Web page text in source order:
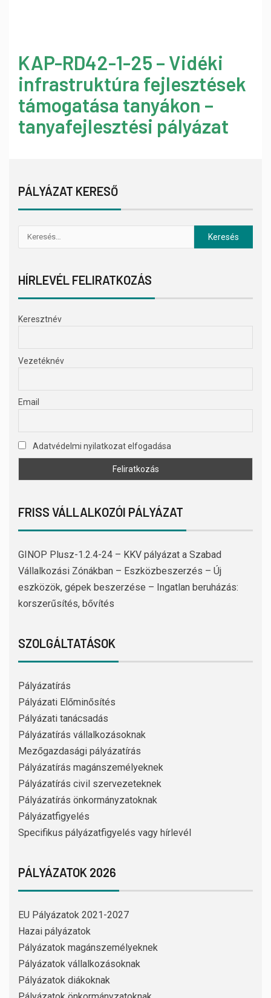
KAP-RD42-1-25 – Vidéki
infrastruktúra fejlesztések
támogatása tanyákon –
tanyafejlesztési pályázat
PÁLYÁZAT KERESŐ
HÍRLEVÉL FELIRATKOZÁS
Keresztnév
Vezetéknév
Email
Adatvédelmi nyilatkozat elfogadása
FRISS VÁLLALKOZÓI PÁLYÁZAT
GINOP Plusz-1.2.4-24 – KKV pályázat a Szabad
Vállalkozási Zónákban – Eszközbeszerzés – Új
eszközök, gépek beszerzése – Ingatlan beruházás:
korszerűsítés, bővítés
SZOLGÁLTATÁSOK
Pályázatírás
Pályázati Előminősítés
Pályázati tanácsadás
Pályázatírás vállalkozásoknak
Mezőgazdasági pályázatírás
Pályázatírás magánszemélyeknek
Pályázatírás civil szervezeteknek
Pályázatírás önkormányzatoknak
Pályázatfigyelés
Specifikus pályázatfigyelés vagy hírlevél
PÁLYÁZATOK 2026
EU Pályázatok 2021-2027
Hazai pályázatok
Pályázatok magánszemélyeknek
Pályázatok vállalkozásoknak
Pályázatok diákoknak